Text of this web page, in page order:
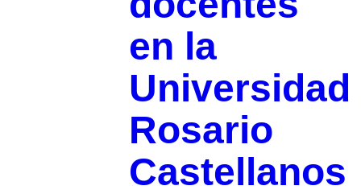
en la
Universidad
Rosario
Castellanos